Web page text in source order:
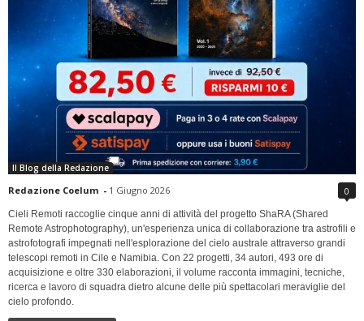
Il Blog della Redazione
Redazione Coelum - 1 Giugno 2026 0
Cieli Remoti raccoglie cinque anni di attività del progetto ShaRA (Shared
Remote Astrophotography), un'esperienza unica di collaborazione tra astrofili e
astrofotografi impegnati nell'esplorazione del cielo australe attraverso grandi
telescopi remoti in Cile e Namibia. Con 22 progetti, 34 autori, 493 ore di
acquisizione e oltre 330 elaborazioni, il volume racconta immagini, tecniche,
ricerca e lavoro di squadra dietro alcune delle più spettacolari meraviglie del
cielo profondo.